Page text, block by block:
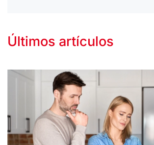
Últimos artículos